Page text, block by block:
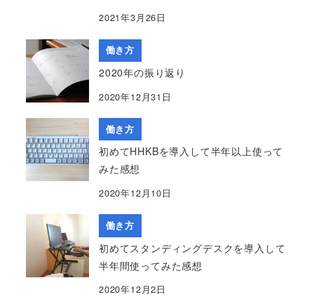
2021年3月26日
働き方
2020年の振り返り
2020年12月31日
働き方
初めてHHKBを導入して半年以上使って
みた感想
2020年12月10日
働き方
初めてスタンディングデスクを導入して
半年間使ってみた感想
2020年12月2日